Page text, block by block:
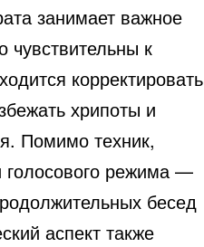
занимает важное
чувствительны к
корректировать
хрипоты и
Помимо техник,
голосового режима —
бесед
аспект также